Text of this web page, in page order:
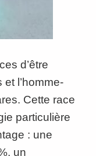
d’être
l’homme-
Cette race
particulière
: une
un